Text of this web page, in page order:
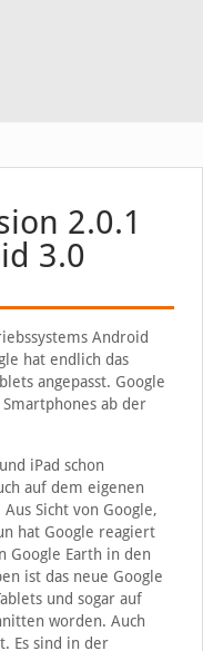
2.0.1
3.0
Android
hat endlich das
angepasst. Google
ab der
iPad schon
auf dem eigenen
Sicht von Google,
hat Google reagiert
Google Earth in den
ist das neue Google
und sogar auf
worden. Auch
Es sind in der